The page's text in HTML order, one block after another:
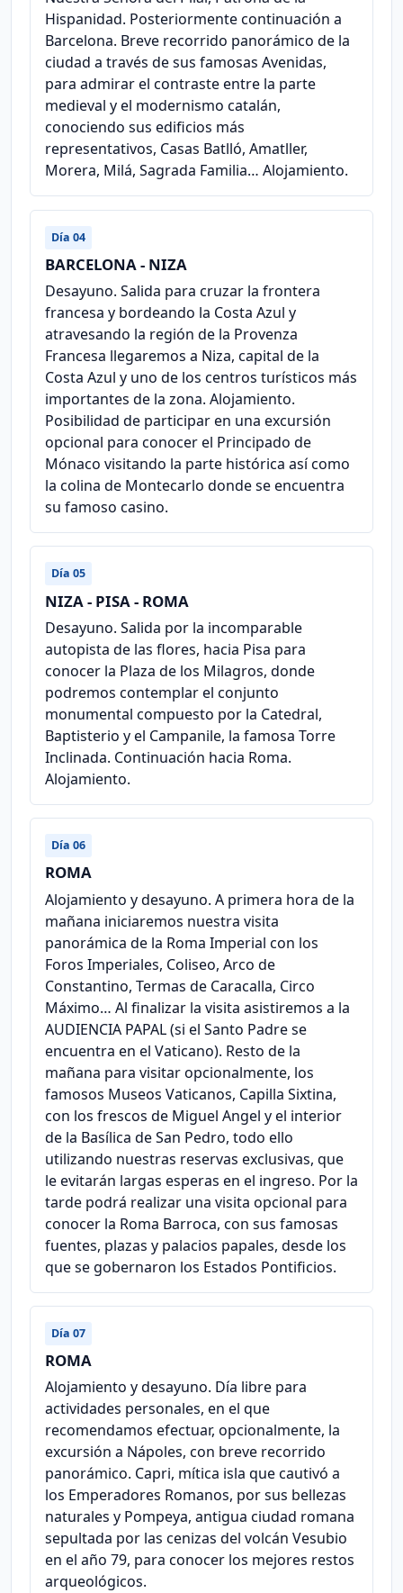
Hispanidad. Posteriormente continuación a
Barcelona. Breve recorrido panorámico de la
ciudad a través de sus famosas Avenidas,
para admirar el contraste entre la parte
medieval y el modernismo catalán,
conociendo sus edificios más
representativos, Casas Batlló, Amatller,
Morera, Milá, Sagrada Familia… Alojamiento.
Día 04
BARCELONA - NIZA
Desayuno. Salida para cruzar la frontera
francesa y bordeando la Costa Azul y
atravesando la región de la Provenza
Francesa llegaremos a Niza, capital de la
Costa Azul y uno de los centros turísticos más
importantes de la zona. Alojamiento.
Posibilidad de participar en una excursión
opcional para conocer el Principado de
Mónaco visitando la parte histórica así como
la colina de Montecarlo donde se encuentra
su famoso casino.
Día 05
NIZA - PISA - ROMA
Desayuno. Salida por la incomparable
autopista de las flores, hacia Pisa para
conocer la Plaza de los Milagros, donde
podremos contemplar el conjunto
monumental compuesto por la Catedral,
Baptisterio y el Campanile, la famosa Torre
Inclinada. Continuación hacia Roma.
Alojamiento.
Día 06
ROMA
Alojamiento y desayuno. A primera hora de la
mañana iniciaremos nuestra visita
panorámica de la Roma Imperial con los
Foros Imperiales, Coliseo, Arco de
Constantino, Termas de Caracalla, Circo
Máximo… Al finalizar la visita asistiremos a la
AUDIENCIA PAPAL (si el Santo Padre se
encuentra en el Vaticano). Resto de la
mañana para visitar opcionalmente, los
famosos Museos Vaticanos, Capilla Sixtina,
con los frescos de Miguel Angel y el interior
de la Basílica de San Pedro, todo ello
utilizando nuestras reservas exclusivas, que
le evitarán largas esperas en el ingreso. Por la
tarde podrá realizar una visita opcional para
conocer la Roma Barroca, con sus famosas
fuentes, plazas y palacios papales, desde los
que se gobernaron los Estados Pontificios.
Día 07
ROMA
Alojamiento y desayuno. Día libre para
actividades personales, en el que
recomendamos efectuar, opcionalmente, la
excursión a Nápoles, con breve recorrido
panorámico. Capri, mítica isla que cautivó a
los Emperadores Romanos, por sus bellezas
naturales y Pompeya, antigua ciudad romana
sepultada por las cenizas del volcán Vesubio
en el año 79, para conocer los mejores restos
arqueológicos.